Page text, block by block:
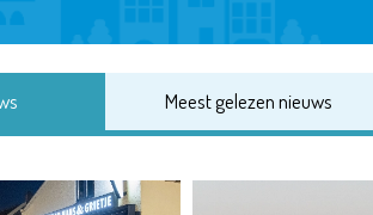
Meest gelezen nieuws